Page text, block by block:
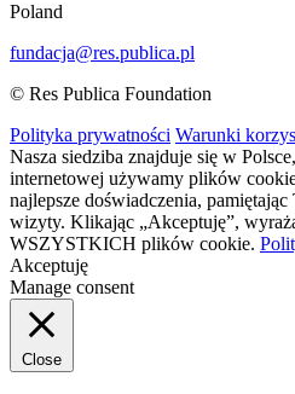
Poland
fundacja@res.publica.pl
© Res Publica Foundation
Polityka prywatności Warunki
Nasza siedziba znajduje się w
internetowej używamy plików
najlepsze doświadczenia,
wizyty. Klikając „Akceptuję”,
WSZYSTKICH plików cookie.
Akceptuję
Manage consent
Close